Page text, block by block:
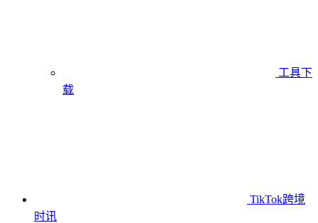
工具下
载
TikTok跨境
时讯